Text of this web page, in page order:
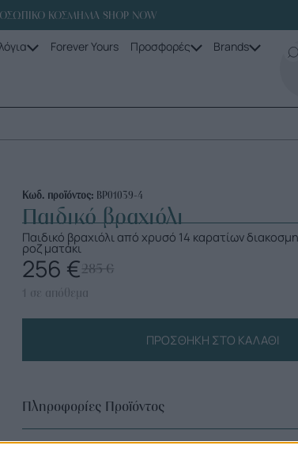
ΚΟΣΜΗΜΑ SHOP NOW
Forever Yours Προσφορές Brands
Κωδ. προϊόντος: ΒΡ01039-4
Παιδικό βραχιόλι
Παιδικό βραχιόλι από χρυσό 14 καρατίων
ροζ ματάκι
285€
256 €
1 σε απόθεμα
ΠΡΟΣΘΉΚΗ ΣΤΟ ΚΑΛΆΘΙ
Πληροφορίες Προϊόντος